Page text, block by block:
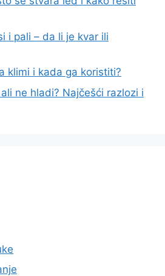
i pali – da li je kvar ili
klimi i kada ga koristiti?
ne hladi? Najčešći razlozi i